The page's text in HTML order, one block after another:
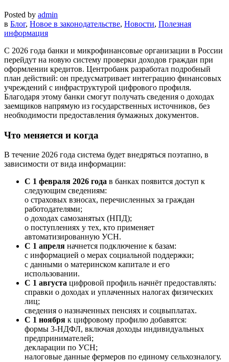
Posted by admin
в Блог, Новое в законодательстве, Новости, Полезная
информация
С 2026 года банки и микрофинансовые организации в России
перейдут на новую систему проверки доходов граждан при
оформлении кредитов. Центробанк разработал подробный
план действий: он предусматривает интеграцию финансовых
учреждений с инфраструктурой цифрового профиля.
Благодаря этому банки смогут получать сведения о доходах
заемщиков напрямую из государственных источников, без
необходимости предоставления бумажных документов.
Что меняется и когда
В течение 2026 года система будет внедряться поэтапно, в
зависимости от вида информации:
С 1 февраля 2026 года в банках появится доступ к
следующим сведениям:
о страховых взносах, перечисленных за граждан
работодателями;
о доходах самозанятых (НПД);
о поступлениях у тех, кто применяет
автоматизированную УСН.
С 1 апреля начнется подключение к базам:
с информацией о мерах социальной поддержки;
с данными о материнском капитале и его
использовании.
С 1 августа цифровой профиль начнёт предоставлять:
справки о доходах и уплаченных налогах физических
лиц;
сведения о назначенных пенсиях и соцвыплатах.
С 1 ноября к цифровому профилю добавятся:
формы 3-НДФЛ, включая доходы индивидуальных
предпринимателей;
декларации по УСН;
налоговые данные фермеров по единому сельхозналогу.